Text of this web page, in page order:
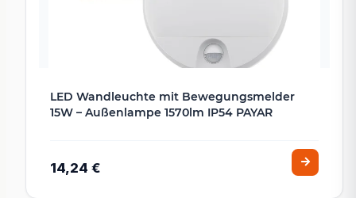
LED Wandleuchte mit Bewegungsmelder
15W – Außenlampe 1570lm IP54 PAYAR
14,24 €